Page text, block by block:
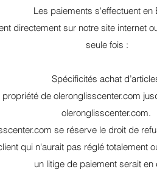
Les paiements s'effectuent en
directement sur notre site internet
seule fois :
Spécificités achat
de oleronglisscenter.com
oleronglisscenter.com.
se réserve le droit de
qui n'aurait pas réglé totalement
un litige de paiement serait en